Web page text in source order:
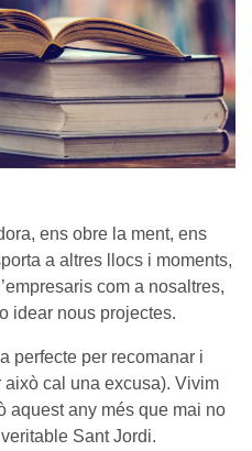
ens obre la ment, ens
a altres llocs i moments,
com a nosaltres,
idear nous projectes.
perfecte per recomanar i
cal una excusa). Vivim
aquest any més que mai no
Sant Jordi.